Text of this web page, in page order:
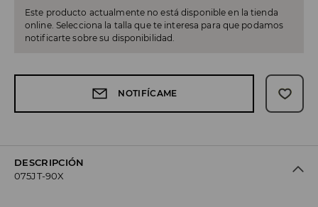
Este producto actualmente no está disponible en la tienda
online. Selecciona la talla que te interesa para que podamos
notificarte sobre su disponibilidad.
NOTIFÍCAME
DESCRIPCIÓN
075JT-90X